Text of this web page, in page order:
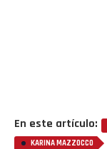
En este artículo:
KARINA MAZZOCCO